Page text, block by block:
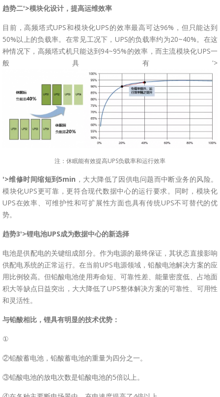
趋势二'>模块化设计，提高运维效率
目前，高频塔式UPS和模块化UPS的效率最高可达96%，但只能达到
50%以上的负载率。在常见工况下，UPS的负载率约为20~40%。在这
种情况下，高频塔式机只能达到94~95%的效率，而主流模块化UPS一
般具有'>
注：休眠能有效提高UPS负载率和运行效率
'>维修时间缩短到5min ，大大降低了因供电问题而中断业务的风险。
模块化UPS更可靠，更符合现代数据中心的运行要求。同时，模块化
UPS在效率、可维护性和可扩展性方面也具有传统UPS不可替代的优
势。
趋势3'>锂电池UPS成为数据中心的新选择
电池是供配电的关键组成部分。作为电源的最终保证，其状态直接影响
供配电系统的正常运行。在当前UPS电源领域，铅酸电池解决方案的应
用比例较高。但铅酸电池使用寿命短、可靠性差、能量密度低、占地面
积大等缺点日益突出，大大降低了UPS整体解决方案的可靠性、可用性
和灵活性。
与铅酸相比，锂具有明显的技术优势：
①
②铅酸蓄电池，铅酸蓄电池的重量为四分之一。
③铅酸电池的放电次数是铅酸电池的5倍以上。